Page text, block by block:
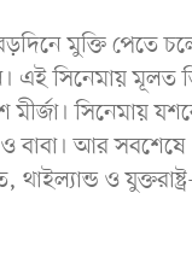
মুক্তি পেতে
এই সিনেমায় মূলত
মীর্জা। সিনেমায়
ও বাবা। আর
ও